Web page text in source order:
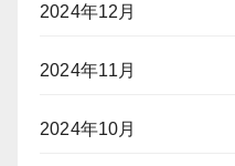
2024年12月
2024年11月
2024年10月